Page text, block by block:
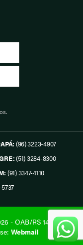
(96) 3223-4907
(51) 3284-8300
(91) 3347-4110
- OAB/RS 1419.
Webmail